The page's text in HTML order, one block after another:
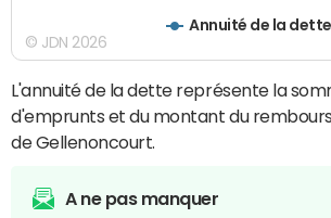
Annuité de la dette
© JDN 2026
L'annuité de la dette représente la
d'emprunts et du montant du
de Gellenoncourt.
A ne pas manquer